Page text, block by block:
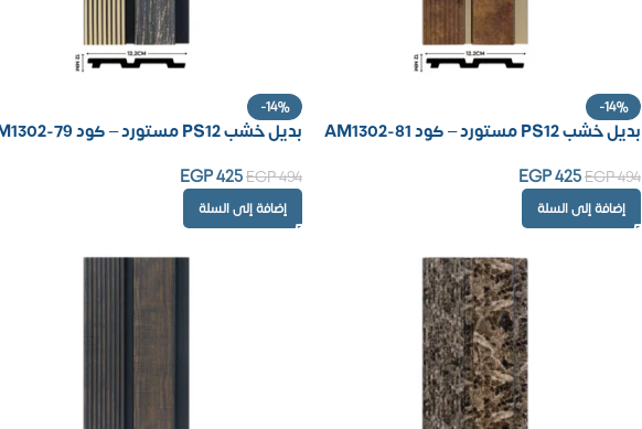
-14%
بديل خشب PS12 مستورد – كود AM1302-81
EGP494
EGP425
إضافة إلى السلة
-14%
بديل خشب PS12 مستورد – كود AM1302-79
EGP494
EGP425
إضافة إلى السلة